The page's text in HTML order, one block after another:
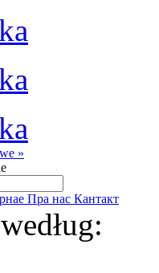
»
Пра нас Кантакт